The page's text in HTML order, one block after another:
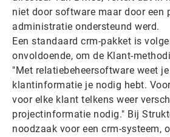
niet door software maar door een
administratie ondersteund werd.
Een standaard crm-pakket is
onvoldoende, om de Klant-
"Met relatiebeheersoftware weet
klantinformatie je nodig hebt.
voor elke klant telkens weer
projectinformatie nodig." Bij
noodzaak voor een crm-systeem,